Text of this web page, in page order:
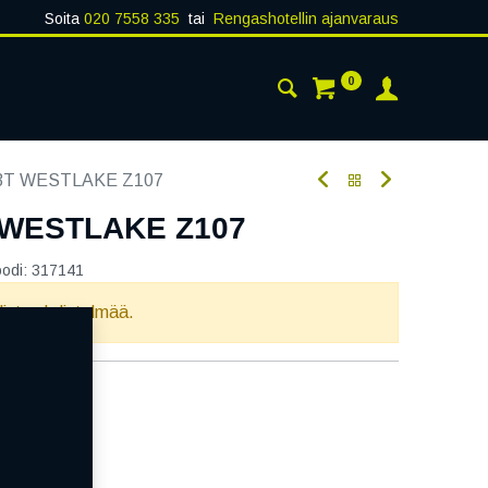
Soita 020 7558 335 tai Rengashotellin ajanvaraus
0
WESTLAKE Z107
Z107
317141
yhdistelmää.